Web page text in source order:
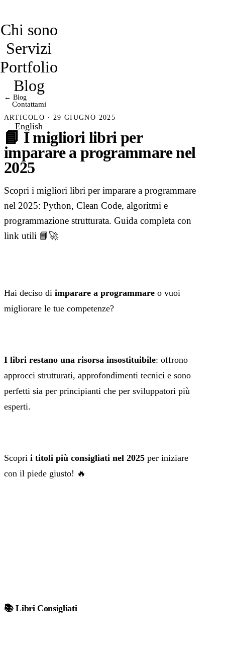
Chi sono
Servizi
Portfolio
Blog
Contattami
English
← Blog
ARTICOLO · 29 GIUGNO 2025
📘 I migliori libri per
imparare a programmare nel
2025
Scopri i migliori libri per imparare a programmare
nel 2025: Python, Clean Code, algoritmi e
programmazione strutturata. Guida completa con
link utili 📘🚀
Hai deciso di imparare a programmare o vuoi
migliorare le tue competenze?
I libri restano una risorsa insostituibile: offrono
approcci strutturati, approfondimenti tecnici e sono
perfetti sia per principianti che per sviluppatori più
esperti.
Scopri i titoli più consigliati nel 2025 per iniziare
con il piede giusto! 🔥
📚 Libri Consigliati